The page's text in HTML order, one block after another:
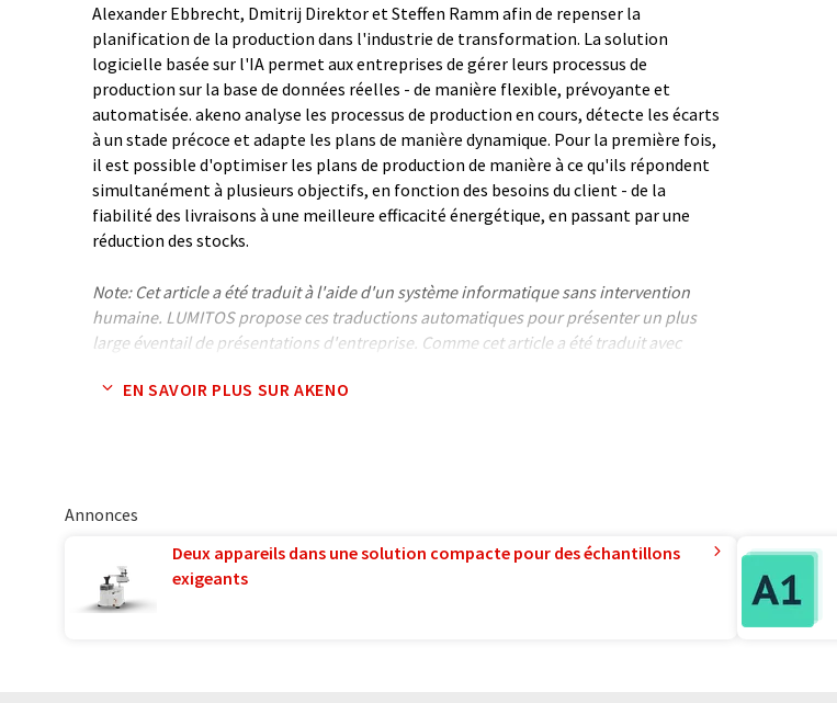
Alexander Ebbrecht, Dmitrij Direktor et Steffen Ramm afin de repenser la
planification de la production dans l'industrie de transformation. La solution
logicielle basée sur l'IA permet aux entreprises de gérer leurs processus de
production sur la base de données réelles - de manière flexible, prévoyante et
automatisée. akeno analyse les processus de production en cours, détecte les écarts
à un stade précoce et adapte les plans de manière dynamique. Pour la première fois,
il est possible d'optimiser les plans de production de manière à ce qu'ils répondent
simultanément à plusieurs objectifs, en fonction des besoins du client - de la
fiabilité des livraisons à une meilleure efficacité énergétique, en passant par une
réduction des stocks.
Note: Cet article a été traduit à l'aide d'un système informatique sans intervention
humaine. LUMITOS propose ces traductions automatiques pour présenter un plus
large éventail de présentations d'entreprise. Comme cet article a été traduit avec
syntaxe ou de grammaire. L'article original dans Allemand peut être trouvé
EN SAVOIR PLUS SUR AKENO
Annonces
Deux appareils dans une solution compacte pour des échantillons
exigeants